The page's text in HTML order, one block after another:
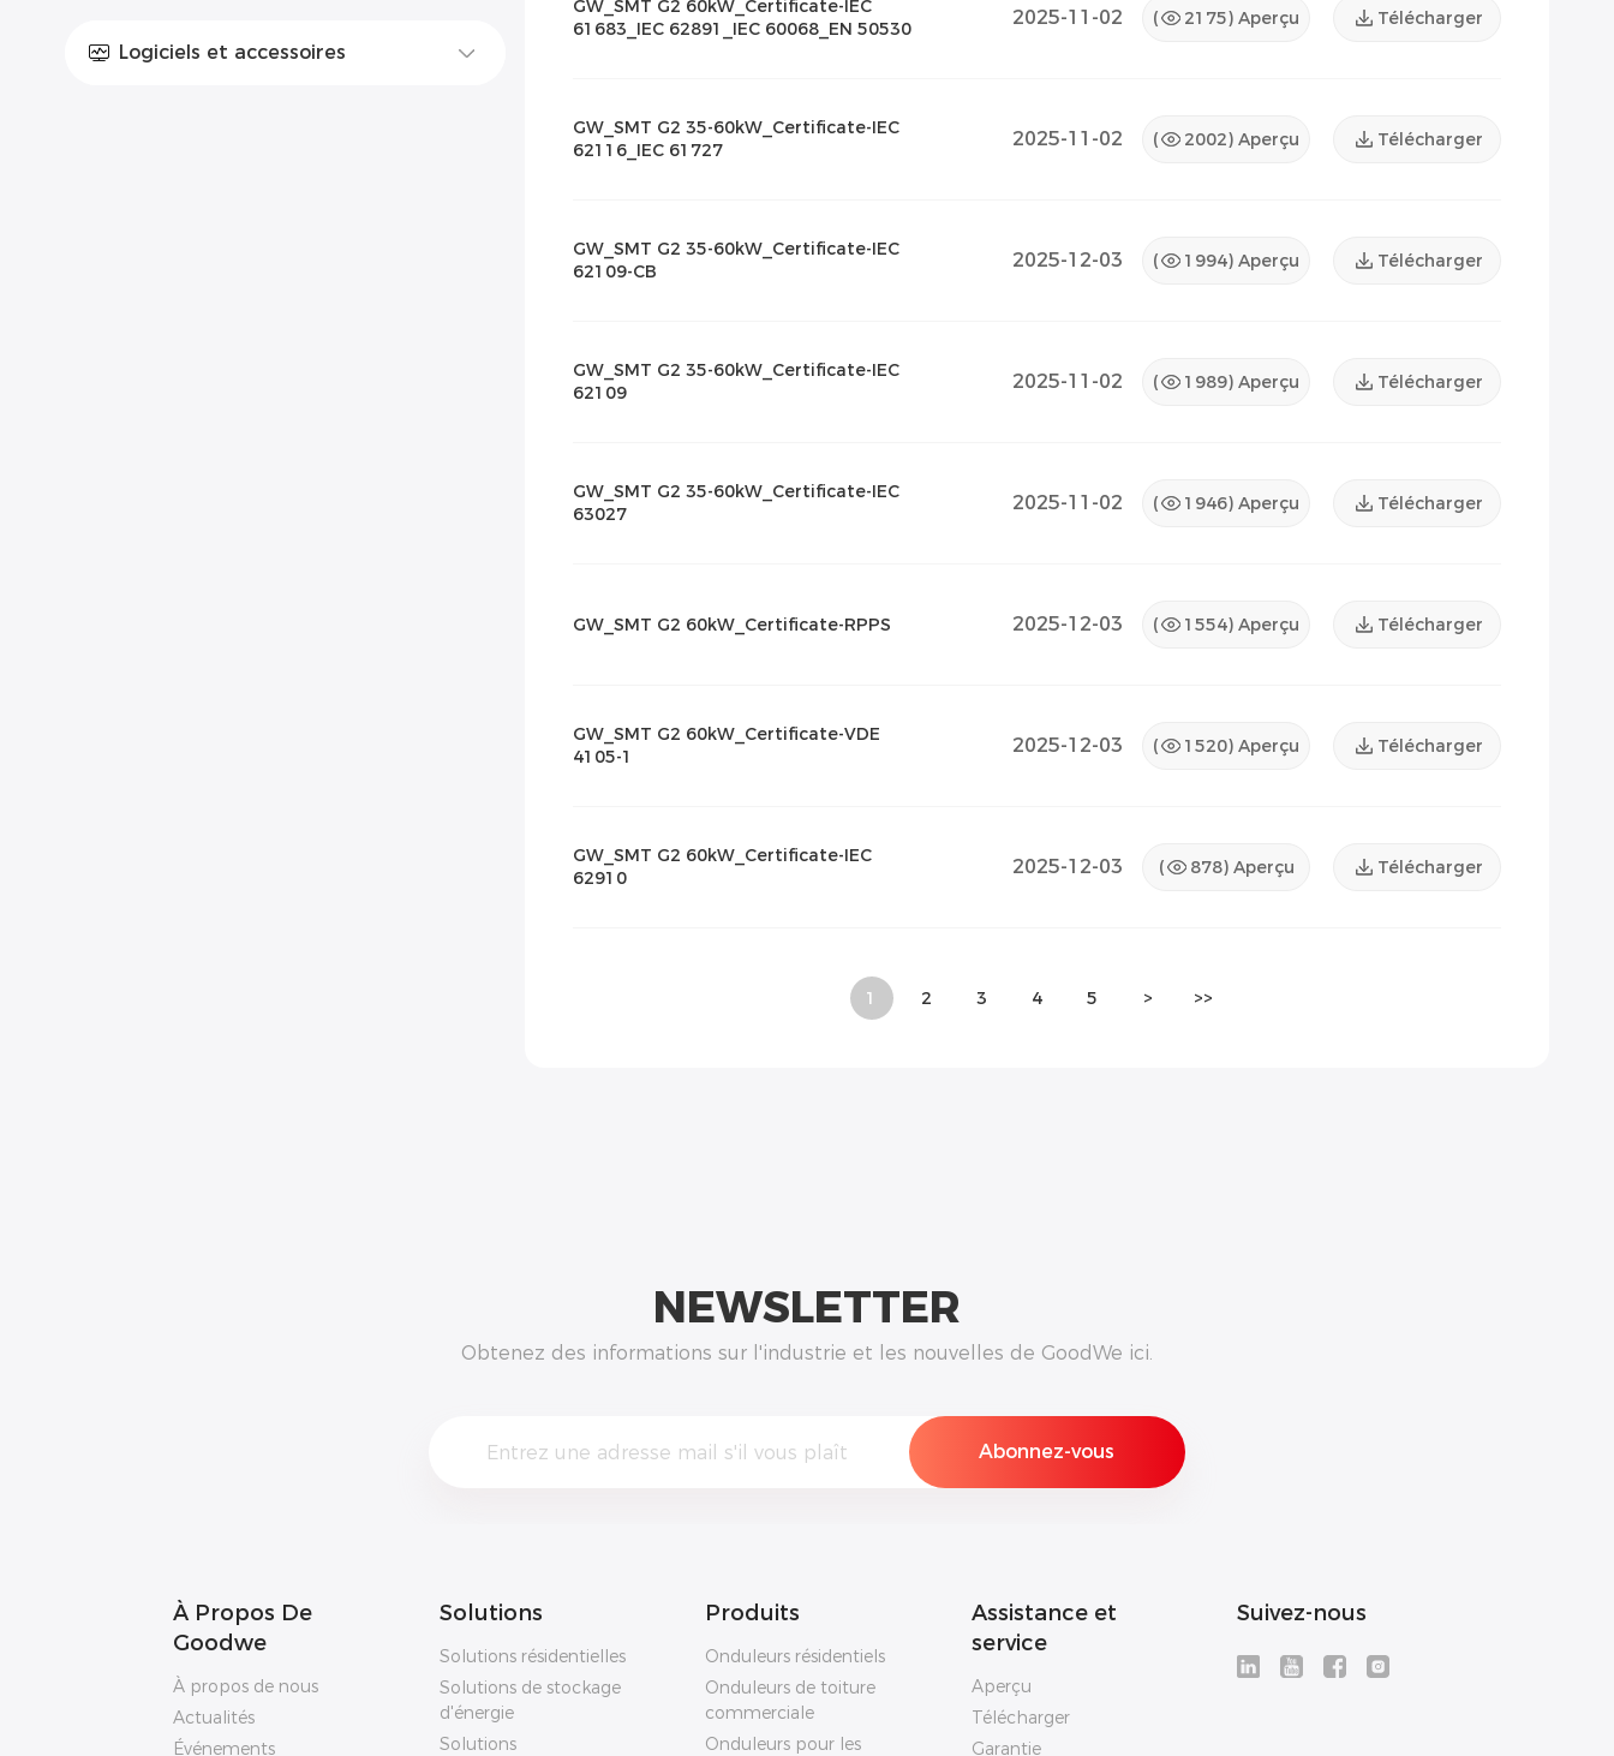
Logiciels et accessoires
GW_SMT G2 60kW_Certificate-IEC
61683_IEC 62891_IEC 60068_EN 50530
2025-11-02 ( 2175) Aperçu Télécharger
GW_SMT G2 35-60kW_Certificate-IEC
62116_IEC 61727
2025-11-02 ( 2002) Aperçu Télécharger
GW_SMT G2 35-60kW_Certificate-IEC
62109-CB
2025-12-03 ( 1994) Aperçu Télécharger
GW_SMT G2 35-60kW_Certificate-IEC
62109
2025-11-02 ( 1989) Aperçu Télécharger
GW_SMT G2 35-60kW_Certificate-IEC
63027
2025-11-02 ( 1946) Aperçu Télécharger
GW_SMT G2 60kW_Certificate-RPPS 2025-12-03 ( 1554) Aperçu Télécharger
GW_SMT G2 60kW_Certificate-VDE
4105-1
2025-12-03 ( 1520) Aperçu Télécharger
GW_SMT G2 60kW_Certificate-IEC
62910
2025-12-03 ( 878) Aperçu Télécharger
1 2 3 4 5 > >>
NEWSLETTER
Obtenez des informations sur l'industrie et les nouvelles de GoodWe ici.
À Propos De
Goodwe
À propos de nous
Actualités
Événements
Solutions
Solutions résidentielles
Solutions de stockage
d'énergie
Solutions
Produits
Onduleurs résidentiels
Onduleurs de toiture
commerciale
Onduleurs pour les
Assistance et
service
Aperçu
Télécharger
Garantie
Suivez-nous